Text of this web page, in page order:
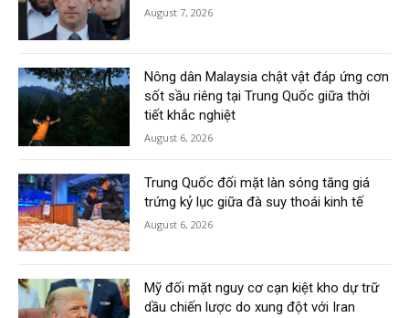
August 7, 2026
Nông dân Malaysia chật vật đáp ứng cơn
sốt sầu riêng tại Trung Quốc giữa thời
tiết khắc nghiệt
August 6, 2026
Trung Quốc đối mặt làn sóng tăng giá
trứng kỷ lục giữa đà suy thoái kinh tế
August 6, 2026
Mỹ đối mặt nguy cơ cạn kiệt kho dự trữ
dầu chiến lược do xung đột với Iran